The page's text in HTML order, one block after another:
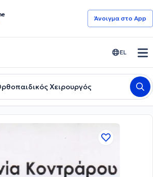
Άνοιγμα στο App
EL
Χειρουργός